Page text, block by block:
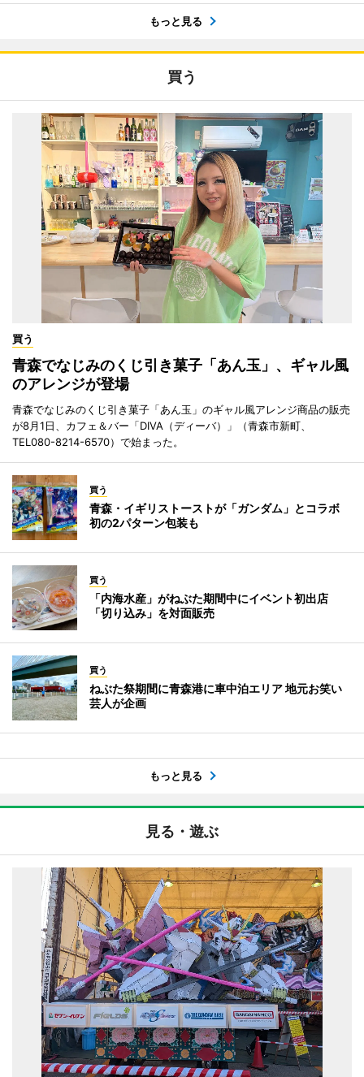
もっと見る
買う
買う
青森でなじみのくじ引き菓子「あん玉」、ギャル風
のアレンジが登場
青森でなじみのくじ引き菓子「あん玉」のギャル風アレンジ商品の販売
が8月1日、カフェ＆バー「DIVA（ディーバ）」（青森市新町、
TEL080-8214-6570）で始まった。
買う
青森・イギリストーストが「ガンダム」とコラボ
初の2パターン包装も
買う
「内海水産」がねぶた期間中にイベント初出店
「切り込み」を対面販売
買う
ねぶた祭期間に青森港に車中泊エリア 地元お笑い
芸人が企画
もっと見る
見る・遊ぶ